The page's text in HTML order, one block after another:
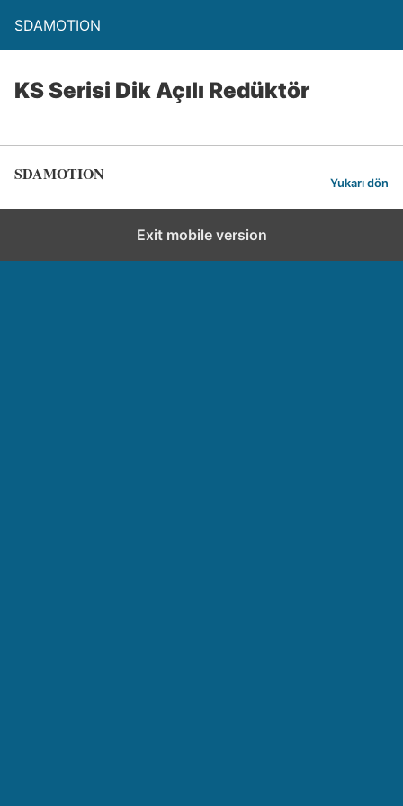
SDAMOTION
KS Serisi Dik Açılı Redüktör
SDAMOTION Yukarı dön
Exit mobile version